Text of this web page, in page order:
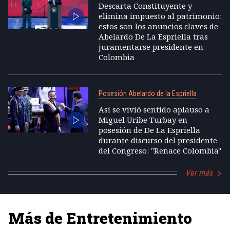
Descarta Constituyente y
elimina impuesto al patrimonio:
estos son los anuncios claves de
Abelardo De La Espriella tras
juramentarse presidente en
Colombia
Posesión Abelardo de la Espriella
Así se vivió sentido aplauso a
Miguel Uribe Turbay en
posesión de De La Espriella
durante discurso del presidente
del Congreso: "Renace Colombia"
Ver más
Más de Entretenimiento